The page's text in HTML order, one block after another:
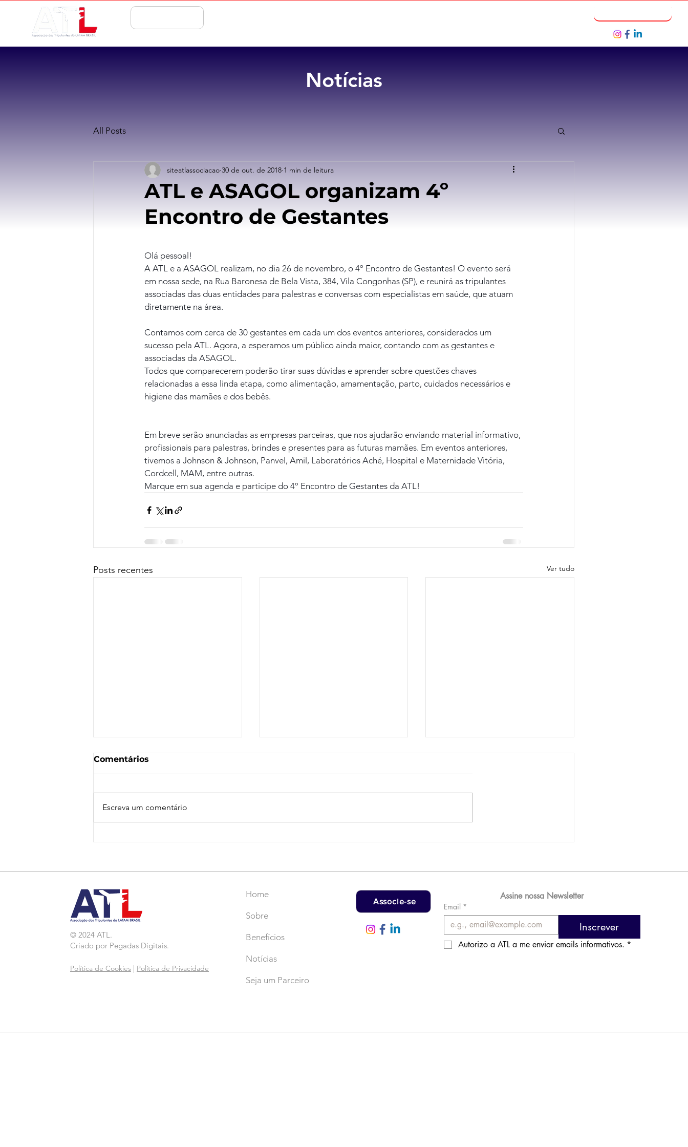
Notícias
All Posts
ATL e ASAGOL organizam 4º
Encontro de Gestantes
siteatlassociacao 30 de out. de 2018 1 min de leitura
Olá pessoal!
A ATL e a ASAGOL realizam, no dia 26 de novembro, o 4º Encontro de Gestantes! O evento será
em nossa sede, na Rua Baronesa de Bela Vista, 384, Vila Congonhas (SP), e reunirá as tripulantes
associadas das duas entidades para palestras e conversas com especialistas em saúde, que atuam
diretamente na área.
Contamos com cerca de 30 gestantes em cada um dos eventos anteriores, considerados um
sucesso pela ATL. Agora, a esperamos um público ainda maior, contando com as gestantes e
associadas da ASAGOL.
Todos que comparecerem poderão tirar suas dúvidas e aprender sobre questões chaves
relacionadas a essa linda etapa, como alimentação, amamentação, parto, cuidados necessários e
higiene das mamães e dos bebês.
Em breve serão anunciadas as empresas parceiras, que nos ajudarão enviando material informativo,
profissionais para palestras, brindes e presentes para as futuras mamães. Em eventos anteriores,
tivemos a Johnson & Johnson, Panvel, Amil, Laboratórios Aché, Hospital e Maternidade Vitória,
Cordcell, MAM, entre outras.
Marque em sua agenda e participe do 4º Encontro de Gestantes da ATL!
Posts recentes Ver tudo
Comentários
Escreva um comentário
© 2024 ATL.
Criado por Pegadas Digitais.
Política de Cookies Política de Privacidade
Home
Sobre
Benefícios
Notícias
Seja um Parceiro
Associe-se
Assine nossa Newsletter
Email *
Inscrever
Autorizo a ATL a me enviar emails informativos. *